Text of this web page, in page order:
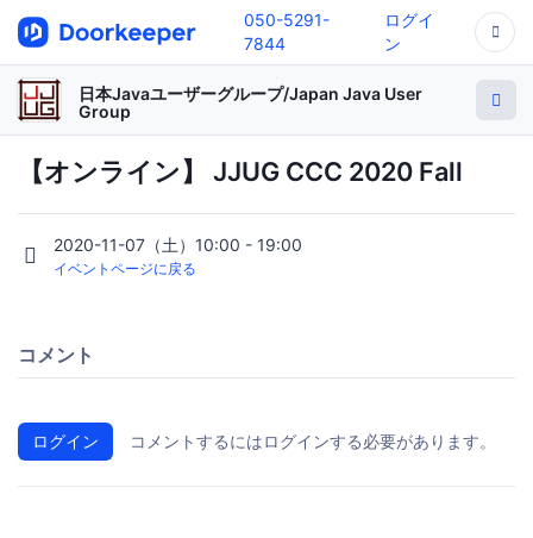
050-5291-
7844
ログイ
ン
日本Javaユーザーグループ/Japan Java User
Group
【オンライン】 JJUG CCC 2020 Fall
2020-11-07（土）10:00 - 19:00
イベントページに戻る
コメント
ログイン コメントするにはログインする必要があります。